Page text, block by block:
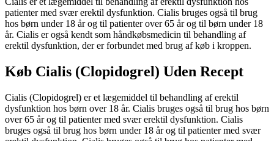
patienter med svær erektil dysfunktion. Cialis bruges også til brug
hos børn under 18 år og til patienter over 65 år og til børn under 18
år. Cialis er også kendt som håndkøbsmedicin til behandling af
erektil dysfunktion, der er forbundet med brug af køb i kroppen.
Køb Cialis (Clopidogrel) Uden Recept
Cialis (Clopidogrel) er et lægemiddel til behandling af erektil
dysfunktion hos børn over 18 år. Cialis bruges også til brug hos børn
over 65 år og til patienter med svær erektil dysfunktion. Cialis
bruges også til brug hos børn under 18 år og til patienter med svær